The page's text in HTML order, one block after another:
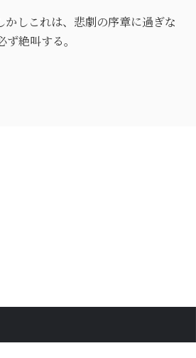
しこれは、悲劇の序章に過ぎな
絶叫する。